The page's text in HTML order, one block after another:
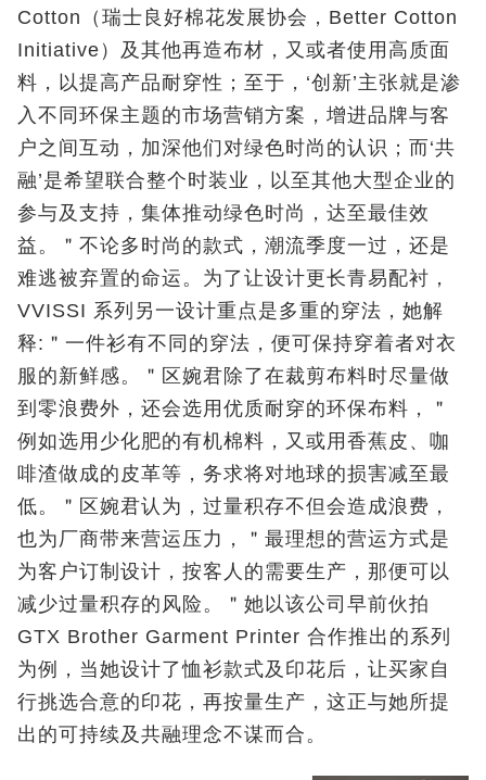
Cotton（瑞士良好棉花发展协会，Better Cotton
Initiative）及其他再造布材，又或者使用高质面
料，以提高产品耐穿性；至于，‘创新’主张就是渗
入不同环保主题的市场营销方案，增进品牌与客
户之间互动，加深他们对绿色时尚的认识；而‘共
融’是希望联合整个时装业，以至其他大型企业的
参与及支持，集体推动绿色时尚，达至最佳效
益。＂不论多时尚的款式，潮流季度一过，还是
难逃被弃置的命运。为了让设计更长青易配衬，
VVISSI 系列另一设计重点是多重的穿法，她解
释:＂一件衫有不同的穿法，便可保持穿着者对衣
服的新鲜感。＂区婉君除了在裁剪布料时尽量做
到零浪费外，还会选用优质耐穿的环保布料，＂
例如选用少化肥的有机棉料，又或用香蕉皮、咖
啡渣做成的皮革等，务求将对地球的损害减至最
低。＂区婉君认为，过量积存不但会造成浪费，
也为厂商带来营运压力，＂最理想的营运方式是
为客户订制设计，按客人的需要生产，那便可以
减少过量积存的风险。＂她以该公司早前伙拍
GTX Brother Garment Printer 合作推出的系列
为例，当她设计了恤衫款式及印花后，让买家自
行挑选合意的印花，再按量生产，这正与她所提
出的可持续及共融理念不谋而合。